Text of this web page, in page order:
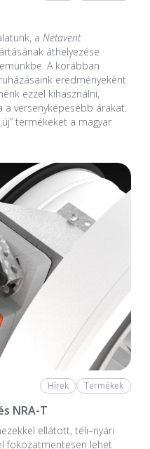
a Netavent
áthelyezése
A korábban
eredményeként
ezzel kihasználni,
versenyképesebb árakat.
termékeket a magyar
Hírek Termékek
NRA-T
ellátott, téli–nyári
fokozatmentesen lehet